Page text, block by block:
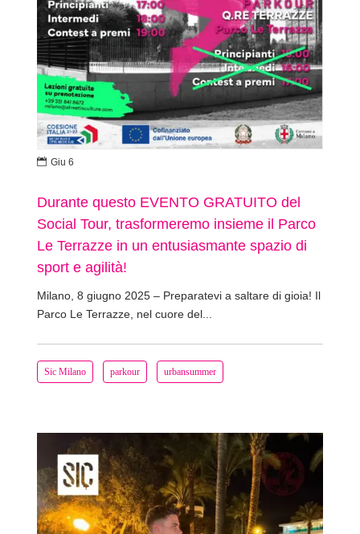
Sic Milano parkour urbansummer
Durante questo EVENTO GRATUITO del
Social Tour, trasformeremo insieme il Parco
Le Terrazze in un entusiasmante spazio di
sport e agilità!
Milano, 8 giugno 2025 – Preparatevi a saltare di gioia! Il
Parco Le Terrazze, nel cuore del...
 Giu 6